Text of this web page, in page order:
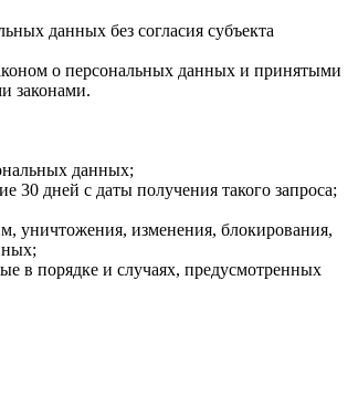
данных без согласия субъекта
о персональных данных и принятыми
законами.
данных;
дней с даты получения такого запроса;
уничтожения, изменения, блокирования,
в порядке и случаях, предусмотренных